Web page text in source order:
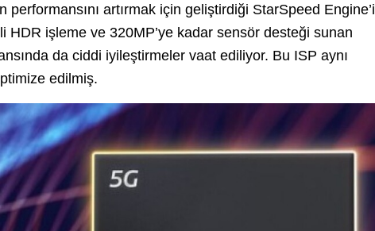
performansını artırmak için geliştirdiği StarSpeed Engine’i
HDR işleme ve 320MP’ye kadar sensör desteği sunan
da ciddi iyileştirmeler vaat ediliyor. Bu ISP aynı
edilmiş.